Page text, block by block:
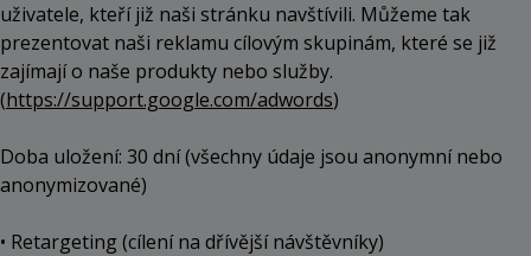
uživatele, kteří již naši stránku navštívili. Můžeme tak
prezentovat naši reklamu cílovým skupinám, které se již
zajímají o naše produkty nebo služby.
(https://support.google.com/adwords)
Doba uložení: 30 dní (všechny údaje jsou anonymní nebo
anonymizované)
• Retargeting (cílení na dřívější návštěvníky)